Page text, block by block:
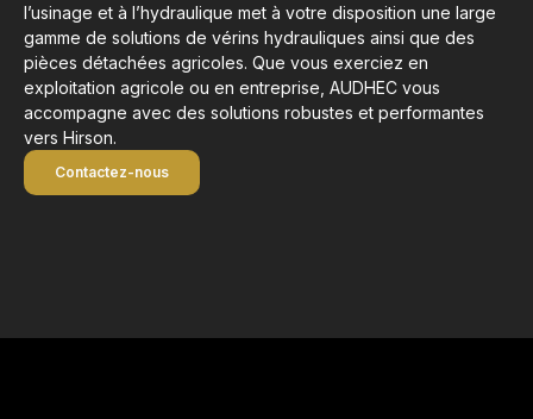
l’usinage et à l’hydraulique met à votre disposition une large
gamme de solutions de vérins hydrauliques ainsi que des
pièces détachées agricoles. Que vous exerciez en
exploitation agricole ou en entreprise, AUDHEC vous
accompagne avec des solutions robustes et performantes
vers Hirson.
Contactez-nous